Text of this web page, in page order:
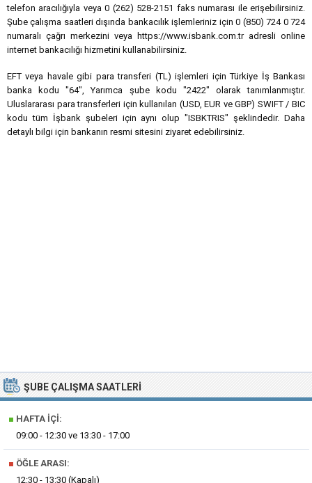
telefon aracılığıyla veya 0 (262) 528-2151 faks numarası ile erişebilirsiniz.
Şube çalışma saatleri dışında bankacılık işlemleriniz için 0 (850) 724 0 724
numaralı çağrı merkezini veya https://www.isbank.com.tr adresli online
internet bankacılığı hizmetini kullanabilirsiniz.
EFT veya havale gibi para transferi (TL) işlemleri için Türkiye İş Bankası
banka kodu "64", Yarımca şube kodu "2422" olarak tanımlanmıştır.
Uluslararası para transferleri için kullanılan (USD, EUR ve GBP) SWIFT / BIC
kodu tüm İşbank şubeleri için aynı olup "ISBKTRIS" şeklindedir. Daha
detaylı bilgi için bankanın resmi sitesini ziyaret edebilirsiniz.
ŞUBE ÇALIŞMA SAATLERI
■ HAFTA İÇI:
09:00 - 12:30 ve 13:30 - 17:00
■ ÖĞLE ARASI:
12:30 - 13:30 (Kapalı)